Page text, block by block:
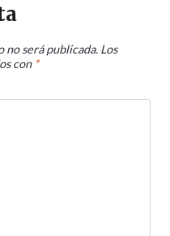
será publicada. Los
con *